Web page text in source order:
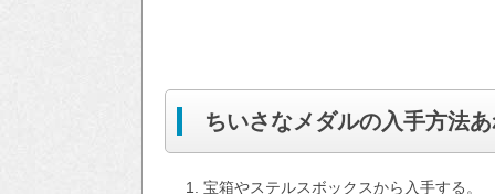
ちいさなメダルの入手方法
宝箱やステルスボックスから入手する。